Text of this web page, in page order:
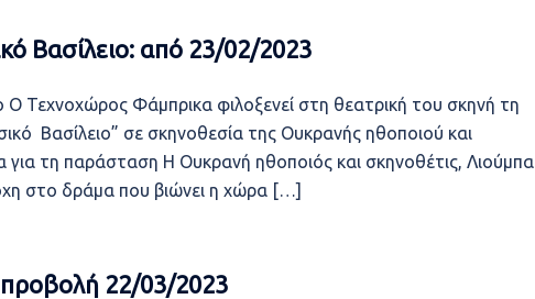
Βασίλειο: από 23/02/2023
Τεχνοχώρος Φάμπρικα φιλοξενεί στη θεατρική του σκηνή τη
Βασίλειο” σε σκηνοθεσία της Ουκρανής ηθοποιού και
για τη παράσταση Η Ουκρανή ηθοποιός και σκηνοθέτις, Λιούμπα
στο δράμα που βιώνει η χώρα […]
22/03/2023